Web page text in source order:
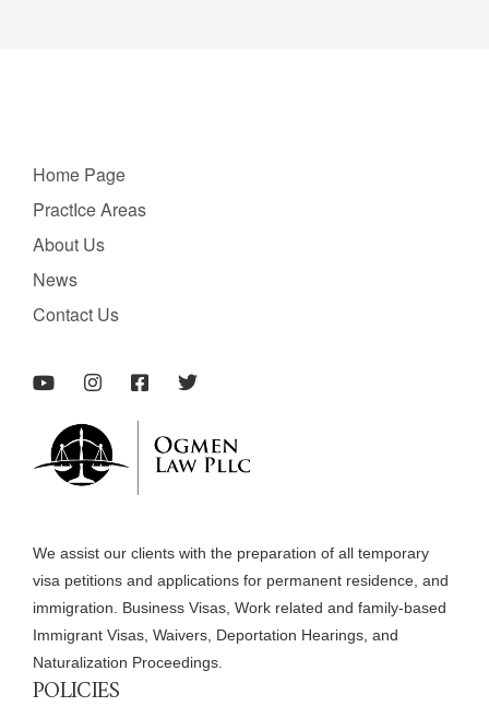
Home Page
PractIce Areas
About Us
News
Contact Us
We assist our clients with the preparation of all temporary
visa petitions and applications for permanent residence, and
immigration. Business Visas, Work related and family-based
Immigrant Visas, Waivers, Deportation Hearings, and
Naturalization Proceedings.
POLICIES